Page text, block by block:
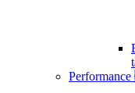
Performance